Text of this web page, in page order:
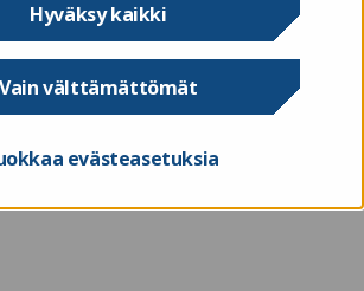
Hyväksy kaikki
Vain välttämättömät
evästeasetuksia
Voit valita raportilta, haluatko
toimintakuluja vai vain